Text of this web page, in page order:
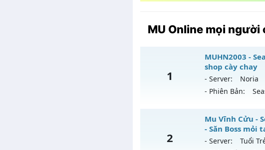
MU Online mọi người
1
MUHN2003 -
shop cày chay
- Server: Noria
- Phiên Bản:
MUHN2003
Mu mới ra
2
Mu Vĩnh Cửu -
- Săn Boss mỏi
- Server: Tuổi